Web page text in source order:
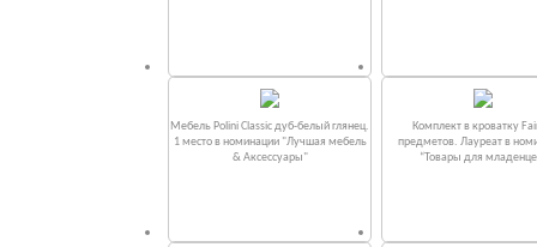
Мебель Polini Classic дуб-белый глянец.
1 место в номинации "Лучшая мебель
& Аксессуары"
Комплект в кроватку
предметов. Лауреат в
“Товары для